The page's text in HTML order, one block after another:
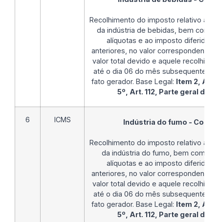
Recolhimento do imposto relativo as
da indústria de bebidas, bem como
alíquotas e ao imposto diferido
anteriores, no valor correspondente
valor total devido e aquele recolhido
até o dia 06 do mês subsequente ao
fato gerador. Base Legal: Item 2,
5º, Art. 112, Parte geral do
6 ICMS Indústria do fumo -
Recolhimento do imposto relativo às
da indústria do fumo, bem como
alíquotas e ao imposto diferido
anteriores, no valor correspondente
valor total devido e aquele recolhido
até o dia 06 do mês subsequente ao
fato gerador. Base Legal: Item 2,
5º, Art. 112, Parte geral do